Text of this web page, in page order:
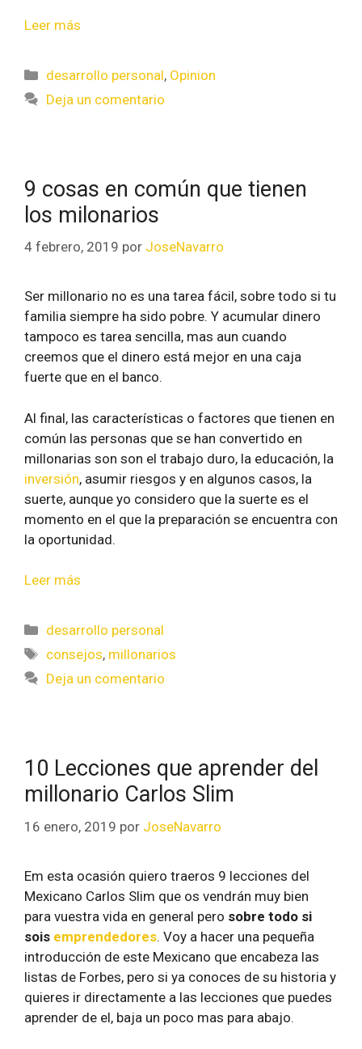
Leer más
desarrollo personal, Opinion
Deja un comentario
9 cosas en común que tienen
los milonarios
4 febrero, 2019 por JoseNavarro
Ser millonario no es una tarea fácil, sobre todo si tu
familia siempre ha sido pobre. Y acumular dinero
tampoco es tarea sencilla, mas aun cuando
creemos que el dinero está mejor en una caja
fuerte que en el banco.
Al final, las características o factores que tienen en
común las personas que se han convertido en
millonarias son son el trabajo duro, la educación, la
inversión, asumir riesgos y en algunos casos, la
suerte, aunque yo considero que la suerte es el
momento en el que la preparación se encuentra con
la oportunidad.
Leer más
desarrollo personal
consejos, millonarios
Deja un comentario
10 Lecciones que aprender del
millonario Carlos Slim
16 enero, 2019 por JoseNavarro
Em esta ocasión quiero traeros 9 lecciones del
Mexicano Carlos Slim que os vendrán muy bien
para vuestra vida en general pero sobre todo si
sois emprendedores. Voy a hacer una pequeña
introducción de este Mexicano que encabeza las
listas de Forbes, pero si ya conoces de su historia y
quieres ir directamente a las lecciones que puedes
aprender de el, baja un poco mas para abajo.